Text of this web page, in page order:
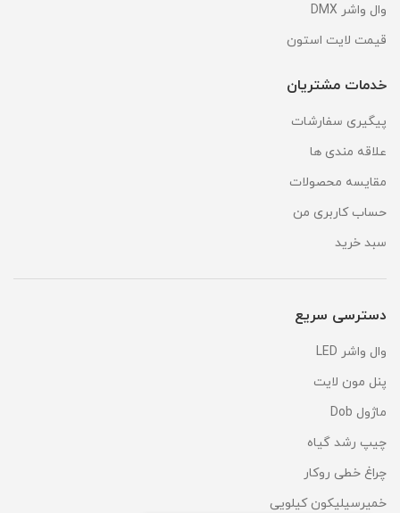
وال واشر DMX
قیمت لایت استون
خدمات مشتریان
پیگیری سفارشات
علاقه مندی ها
مقایسه محصولات
حساب کاربری من
سبد خرید
دسترسی سریع
وال واشر LED
پنل مون لایت
ماژول Dob
چیپ رشد گیاه
چراغ خطی روکار
خمیرسیلیکون کیلویی